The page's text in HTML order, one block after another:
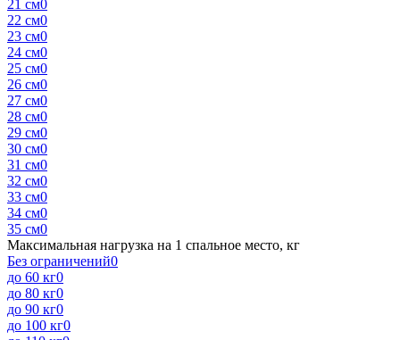
21 см0
22 см0
23 см0
24 см0
25 см0
26 см0
27 см0
28 см0
29 см0
30 см0
31 см0
32 см0
33 см0
34 см0
35 см0
Максимальная нагрузка на 1 спальное место, кг
Без ограничений0
до 60 кг0
до 80 кг0
до 90 кг0
до 100 кг0